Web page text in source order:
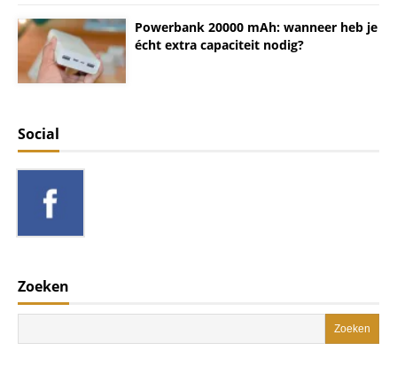
Powerbank 20000 mAh: wanneer heb je
écht extra capaciteit nodig?
Social
Zoeken